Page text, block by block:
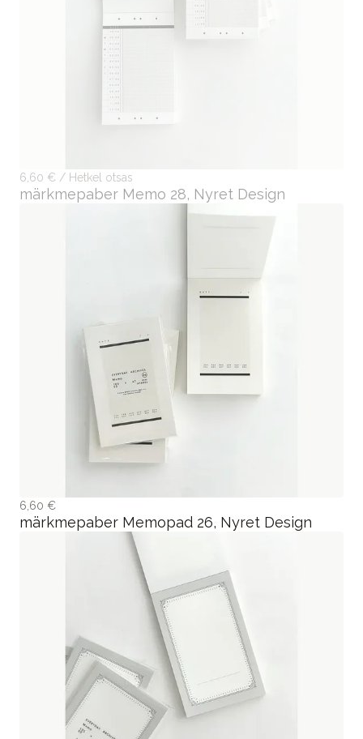
6,60 € / Hetkel otsas
märkmepaber Memo 28, Nyret Design
6,60 €
märkmepaber Memopad 26, Nyret Design